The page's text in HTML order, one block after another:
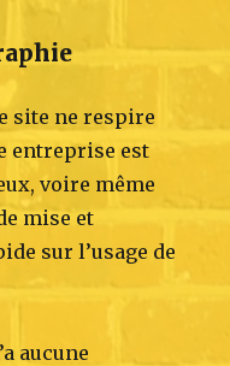
site ne respire
entreprise est
voire même
mise et
sur l’usage de
aucune